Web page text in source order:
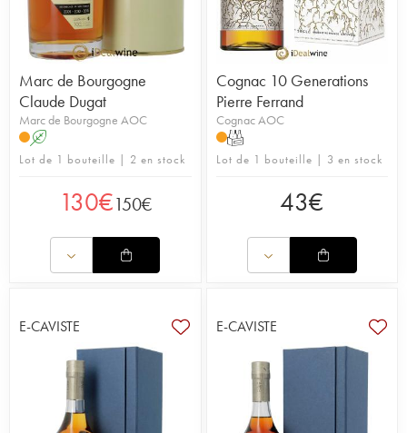
Marc de Bourgogne
Claude Dugat
Marc de Bourgogne AOC
A
Lot de 1 bouteille | 2 en stock
130€150€
Cognac 10 Generations
Pierre Ferrand
Cognac AOC
T
Lot de 1 bouteille | 3 en stock
43€
E-CAVISTE E-CAVISTE